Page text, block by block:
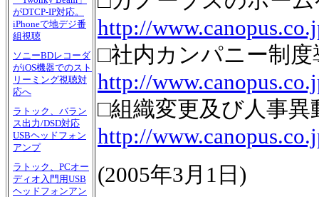
がDTCP-IP対応。
iPhoneで地デジ番
組視聴
ソニーBDレコーダ
がiOS機器でのスト
リーミング視聴対
応へ
ラトック、バラン
ス出力/DSD対応
USBヘッドフォン
アンプ
ラトック、PCオー
ディオ入門用USB
ヘッドフォンアン
http://
□社内カンパニー制
http://
□組織変更及び人事異
http://
(2005年3月1日 )